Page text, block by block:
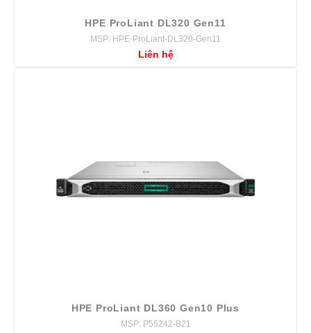
HPE ProLiant DL320 Gen11
MSP: HPE-ProLiant-DL320-Gen11
Liên hệ
HPE ProLiant DL360 Gen10 Plus
MSP: P55242-B21